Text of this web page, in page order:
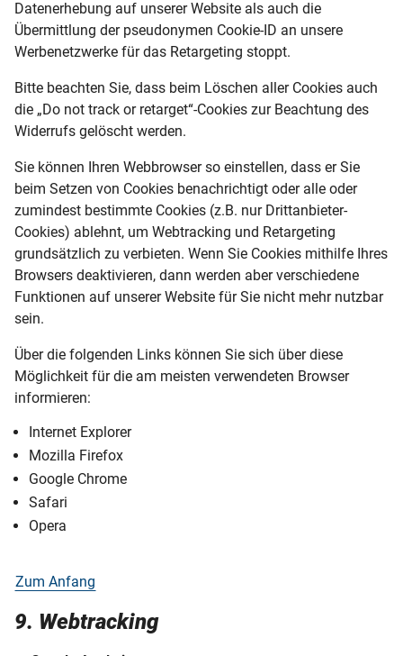
Datenerhebung auf unserer Website als auch die
Übermittlung der pseudonymen Cookie-ID an unsere
Werbenetzwerke für das Retargeting stoppt.
Bitte beachten Sie, dass beim Löschen aller Cookies auch
die „Do not track or retarget“-Cookies zur Beachtung des
Widerrufs gelöscht werden.
Sie können Ihren Webbrowser so einstellen, dass er Sie
beim Setzen von Cookies benachrichtigt oder alle oder
zumindest bestimmte Cookies (z.B. nur Drittanbieter-
Cookies) ablehnt, um Webtracking und Retargeting
grundsätzlich zu verbieten. Wenn Sie Cookies mithilfe Ihres
Browsers deaktivieren, dann werden aber verschiedene
Funktionen auf unserer Website für Sie nicht mehr nutzbar
sein.
Über die folgenden Links können Sie sich über diese
Möglichkeit für die am meisten verwendeten Browser
informieren:
Internet Explorer
Mozilla Firefox
Google Chrome
Safari
Opera
Zum Anfang
9. Webtracking